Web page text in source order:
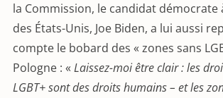
la Commission, le candidat démocrate
des États-Unis, Joe Biden, a lui aussi
compte le bobard des « zones sans
Pologne : « Laissez-moi être clair : les
LGBT+ sont des droits humains – et les